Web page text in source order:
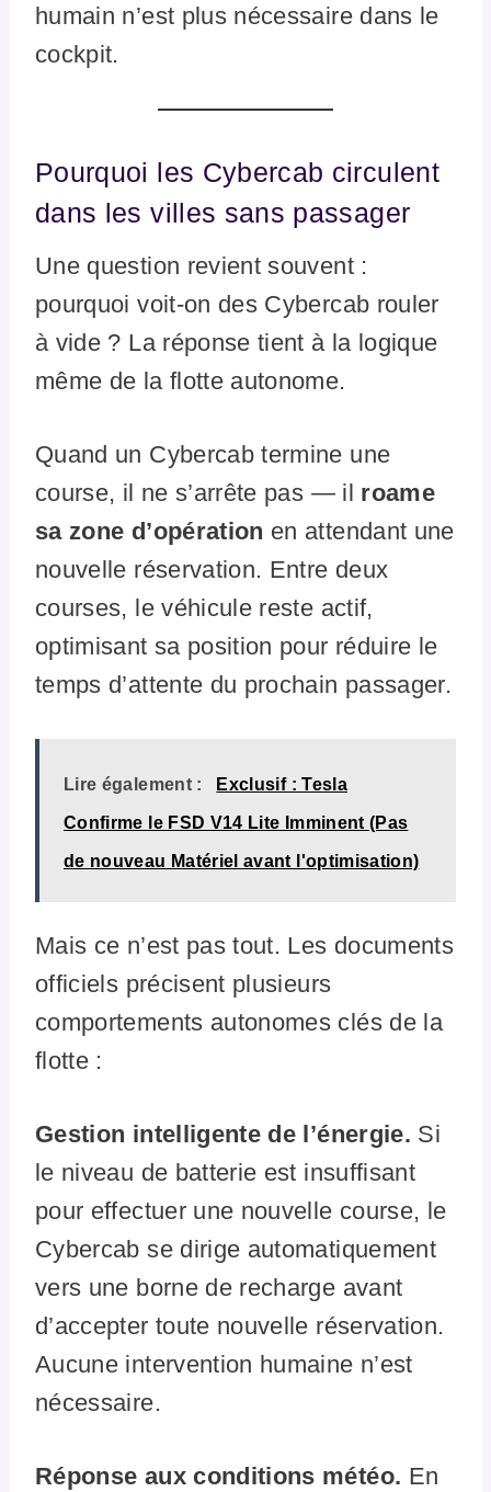
humain n’est plus nécessaire dans le
cockpit.
Pourquoi les Cybercab circulent
dans les villes sans passager
Une question revient souvent :
pourquoi voit-on des Cybercab rouler
à vide ? La réponse tient à la logique
même de la flotte autonome.
Quand un Cybercab termine une
course, il ne s’arrête pas — il roame
sa zone d’opération en attendant une
nouvelle réservation. Entre deux
courses, le véhicule reste actif,
optimisant sa position pour réduire le
temps d’attente du prochain passager.
Lire également : Exclusif : Tesla
Confirme le FSD V14 Lite Imminent (Pas
de nouveau Matériel avant l'optimisation)
Mais ce n’est pas tout. Les documents
officiels précisent plusieurs
comportements autonomes clés de la
flotte :
Gestion intelligente de l’énergie. Si
le niveau de batterie est insuffisant
pour effectuer une nouvelle course, le
Cybercab se dirige automatiquement
vers une borne de recharge avant
d’accepter toute nouvelle réservation.
Aucune intervention humaine n’est
nécessaire.
Réponse aux conditions météo. En